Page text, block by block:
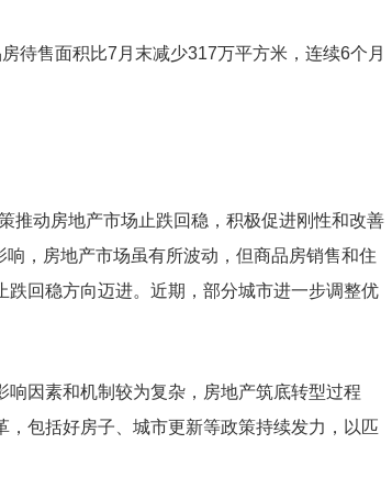
待售面积比7月末减少317万平方米，连续6个月
推动房地产市场止跌回稳，积极促进刚性和改善
，房地产市场虽有所波动，但商品房销售和住
回稳方向迈进。近期，部分城市进一步调整优
因素和机制较为复杂，房地产筑底转型过程
包括好房子、城市更新等政策持续发力，以匹